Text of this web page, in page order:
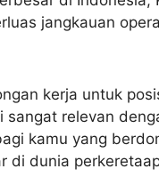
jangkauan
kerja untuk
relevan
kamu yang
di dunia